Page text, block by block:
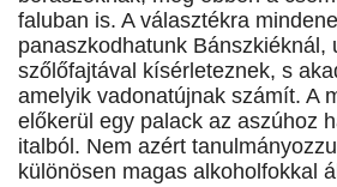
faluban is. A választékra
panaszkodhatunk Bánszkiéknál,
szőlőfajtával kísérleteznek, s
amelyik vadonatújnak számít. A
előkerül egy palack az aszúhoz
italból. Nem azért
különösen magas alkoholfokkal